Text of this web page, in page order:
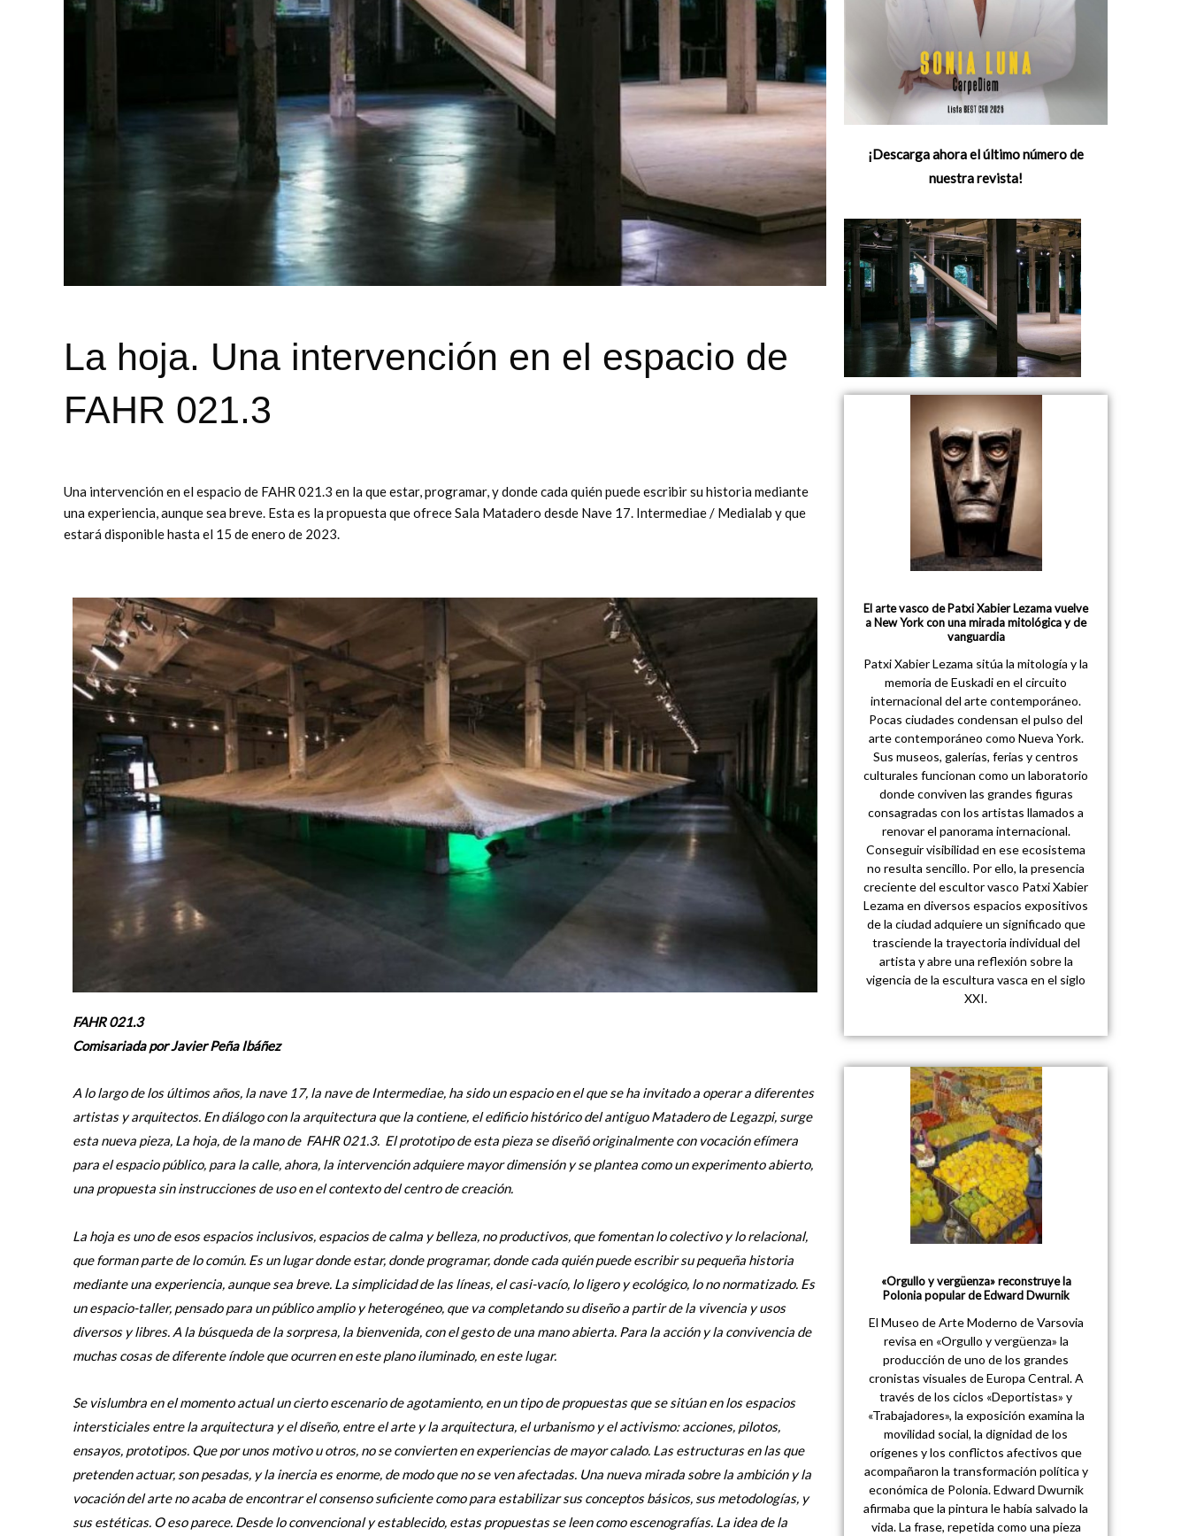
La hoja. Una intervención en el espacio de
FAHR 021.3
Una intervención en el espacio de FAHR 021.3 en la que estar, programar, y donde cada quién puede escribir su historia mediante
una experiencia, aunque sea breve. Esta es la propuesta que ofrece Sala Matadero desde Nave 17. Intermediae / Medialab y que
estará disponible hasta el 15 de enero de 2023.
FAHR 021.3
Comisariada por Javier Peña Ibáñez
A lo largo de los últimos años, la nave 17, la nave de Intermediae, ha sido un espacio en el que se ha invitado a operar a diferentes
artistas y arquitectos. En diálogo con la arquitectura que la contiene, el edificio histórico del antiguo Matadero de Legazpi, surge
esta nueva pieza, La hoja, de la mano de FAHR 021.3. El prototipo de esta pieza se diseñó originalmente con vocación efímera
para el espacio público, para la calle, ahora, la intervención adquiere mayor dimensión y se plantea como un experimento abierto,
una propuesta sin instrucciones de uso en el contexto del centro de creación.
La hoja es uno de esos espacios inclusivos, espacios de calma y belleza, no productivos, que fomentan lo colectivo y lo relacional,
que forman parte de lo común. Es un lugar donde estar, donde programar, donde cada quién puede escribir su pequeña historia
mediante una experiencia, aunque sea breve. La simplicidad de las líneas, el casi-vacío, lo ligero y ecológico, lo no normatizado. Es
un espacio-taller, pensado para un público amplio y heterogéneo, que va completando su diseño a partir de la vivencia y usos
diversos y libres. A la búsqueda de la sorpresa, la bienvenida, con el gesto de una mano abierta. Para la acción y la convivencia de
muchas cosas de diferente índole que ocurren en este plano iluminado, en este lugar.
Se vislumbra en el momento actual un cierto escenario de agotamiento, en un tipo de propuestas que se sitúan en los espacios
intersticiales entre la arquitectura y el diseño, entre el arte y la arquitectura, el urbanismo y el activismo: acciones, pilotos,
ensayos, prototipos. Que por unos motivo u otros, no se convierten en experiencias de mayor calado. Las estructuras en las que
pretenden actuar, son pesadas, y la inercia es enorme, de modo que no se ven afectadas. Una nueva mirada sobre la ambición y la
vocación del arte no acaba de encontrar el consenso suficiente como para estabilizar sus conceptos básicos, sus metodologías, y
sus estéticas. O eso parece. Desde lo convencional y establecido, estas propuestas se leen como escenografías. La idea de la
¡Descarga ahora el último número de
nuestra revista!
El arte vasco de Patxi Xabier Lezama vuelve
a New York con una mirada mitológica y de
vanguardia
Patxi Xabier Lezama sitúa la mitología y la
memoria de Euskadi en el circuito
internacional del arte contemporáneo.
Pocas ciudades condensan el pulso del
arte contemporáneo como Nueva York.
Sus museos, galerías, ferias y centros
culturales funcionan como un laboratorio
donde conviven las grandes figuras
consagradas con los artistas llamados a
renovar el panorama internacional.
Conseguir visibilidad en ese ecosistema
no resulta sencillo. Por ello, la presencia
creciente del escultor vasco Patxi Xabier
Lezama en diversos espacios expositivos
de la ciudad adquiere un significado que
trasciende la trayectoria individual del
artista y abre una reflexión sobre la
vigencia de la escultura vasca en el siglo
XXI.
«Orgullo y vergüenza» reconstruye la
Polonia popular de Edward Dwurnik
El Museo de Arte Moderno de Varsovia
revisa en «Orgullo y vergüenza» la
producción de uno de los grandes
cronistas visuales de Europa Central. A
través de los ciclos «Deportistas» y
«Trabajadores», la exposición examina la
movilidad social, la dignidad de los
orígenes y los conflictos afectivos que
acompañaron la transformación política y
económica de Polonia. Edward Dwurnik
afirmaba que la pintura le había salvado la
vida. La frase, repetida como una pieza